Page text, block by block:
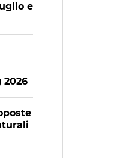
e
2026